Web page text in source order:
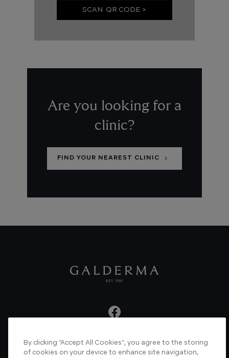
SCAN QR CODE >
Are you looking for a
clinic?
FIND YOUR NEAREST CLINIC
About us Articles News Videos
By clicking “Accept All Cookies”, you agree to the storing
of cookies on your device to enhance site navigation,